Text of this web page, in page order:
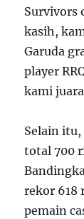
Survivors
kasih,
Garuda
player
kami
Selain
total 700
rekor 618
pemain